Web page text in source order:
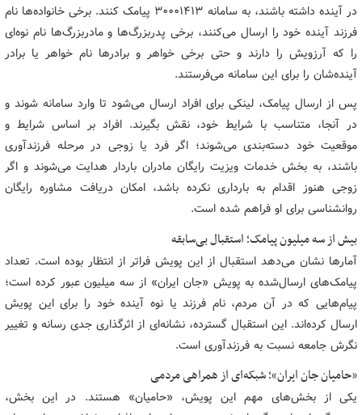
در آینده داشته باشند، به سامانه ۳۰۰۰۱۴۱۳ پیامک کنند. برخی خانواده‌ها نام
فرزند آینده خود را ارسال می‌کنند، برخی پدربزرگ‌ها و مادربزرگ‌ها نام نوه‌ای
را که آرزویش را دارند و حتی برخی خواهر و برادرها نام خواهر یا برادر
آینده‌شان را برای این سامانه می‌فرستند.
پس از ارسال پیامک، لینکی برای افراد ارسال می‌شود تا وارد سامانه شوند و
در آنجا، متناسب با شرایط خود، نقش بگیرند. افراد بر اساس شرایط و
موقعیت خود دسته‌بندی می‌شوند؛ اگر فرد یا زوجی در مرحله فرزندآوری
باشند، به بخش خدمات ویزیت رایگان مادران باردار هدایت می‌شوند و اگر
زوجی هنوز اقدام به بارداری نکرده باشد، امکان دریافت مشاوره رایگان
روانشناسی برای او فراهم شده است.
بیش از سه میلیون پیامک؛ استقبال بی‌سابقه
آمارها نشان می‌دهد استقبال از این پویش فراتر از انتظار بوده است. تعداد
پیامک‌های ارسال‌شده به پویش «جان ایران» از سه میلیون عبور کرده است؛
پیام‌هایی که در آن مردم، نام فرزند یا نوه آینده خود را برای این پویش
ارسال کرده‌اند. این استقبال گسترده، نشانه‌ای از اثرگذاری جدی رسانه و تغییر
نگرش جامعه نسبت به فرزندآوری است.
«حامیان جان ایران»؛ شبکه‌ای از همراهی مردمی
یکی از بخش‌های مهم این پویش، «حامیان» هستند. در این بخش،